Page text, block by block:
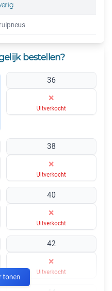
bestellen?
36
×
Uitverkocht
38
×
Uitverkocht
40
×
Uitverkocht
42
×
Uitverkocht
tonen